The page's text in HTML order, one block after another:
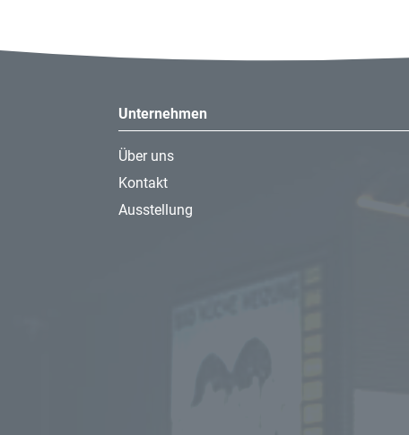
Unternehmen
Über uns
Kontakt
Ausstellung